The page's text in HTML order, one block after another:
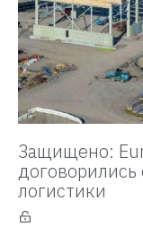
Защищено:
логистики